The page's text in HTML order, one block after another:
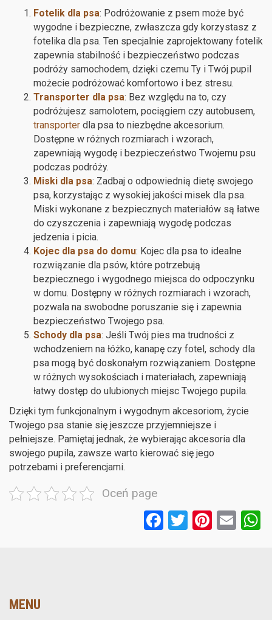
Fotelik dla psa: Podróżowanie z psem może być
wygodne i bezpieczne, zwłaszcza gdy korzystasz z
fotelika dla psa. Ten specjalnie zaprojektowany fotelik
zapewnia stabilność i bezpieczeństwo podczas
podróży samochodem, dzięki czemu Ty i Twój pupil
możecie podróżować komfortowo i bez stresu.
Transporter dla psa: Bez względu na to, czy
podróżujesz samolotem, pociągiem czy autobusem,
transporter dla psa to niezbędne akcesorium.
Dostępne w różnych rozmiarach i wzorach,
zapewniają wygodę i bezpieczeństwo Twojemu psu
podczas podróży.
Miski dla psa: Zadbaj o odpowiednią dietę swojego
psa, korzystając z wysokiej jakości misek dla psa.
Miski wykonane z bezpiecznych materiałów są łatwe
do czyszczenia i zapewniają wygodę podczas
jedzenia i picia.
Kojec dla psa do domu: Kojec dla psa to idealne
rozwiązanie dla psów, które potrzebują
bezpiecznego i wygodnego miejsca do odpoczynku
w domu. Dostępny w różnych rozmiarach i wzorach,
pozwala na swobodne poruszanie się i zapewnia
bezpieczeństwo Twojego psa.
Schody dla psa: Jeśli Twój pies ma trudności z
wchodzeniem na łóżko, kanapę czy fotel, schody dla
psa mogą być doskonałym rozwiązaniem. Dostępne
w różnych wysokościach i materiałach, zapewniają
łatwy dostęp do ulubionych miejsc Twojego pupila.
Dzięki tym funkcjonalnym i wygodnym akcesoriom, życie
Twojego psa stanie się jeszcze przyjemniejsze i
pełniejsze. Pamiętaj jednak, że wybierając akcesoria dla
swojego pupila, zawsze warto kierować się jego
potrzebami i preferencjami.
Oceń page
F T Pi E
MENU